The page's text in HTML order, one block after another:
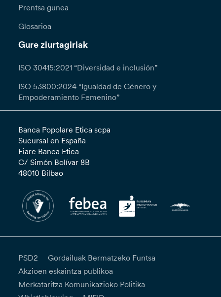
Prentsa gunea
Glosarioa
Gure ziurtagiriak
ISO 30415:2021 “Diversidad e inclusión”
ISO 53800:2024 “Igualdad de Género y
Empoderamiento Femenino”
Banca Popolare Etica scpa
Sucursal en España
Fiare Banca Etica
C/ Simón Bolívar 8B
48010 Bilbao
PSD2
Gordailuak Bermatzeko Funtsa
Akzioen eskaintza publikoa
Merkataritza Komunikazioko Politika